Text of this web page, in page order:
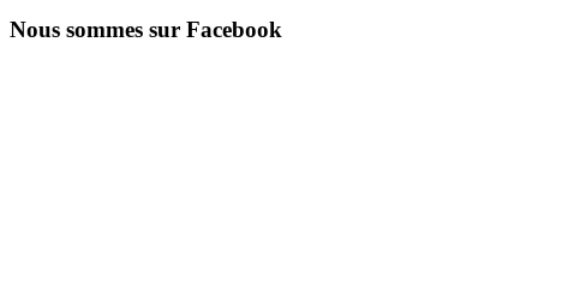
Nous sommes sur Facebook